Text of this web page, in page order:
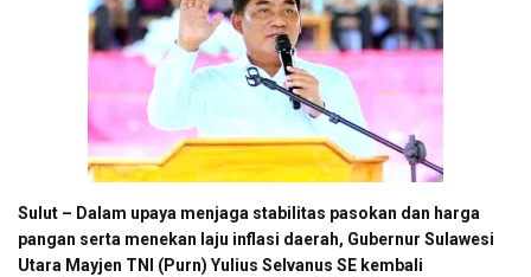
Sulut – Dalam upaya menjaga stabilitas pasokan dan harga
pangan serta menekan laju inflasi daerah, Gubernur Sulawesi
Utara Mayjen TNI (Purn) Yulius Selvanus SE kembali